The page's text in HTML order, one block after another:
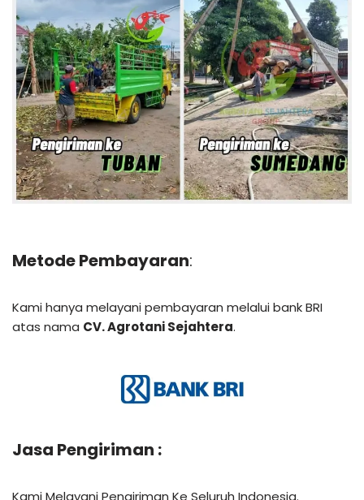
Metode Pembayaran:
Kami hanya melayani pembayaran melalui bank BRI
atas nama CV. Agrotani Sejahtera.
Jasa Pengiriman :
Kami Melayani Pengiriman Ke Seluruh Indonesia.